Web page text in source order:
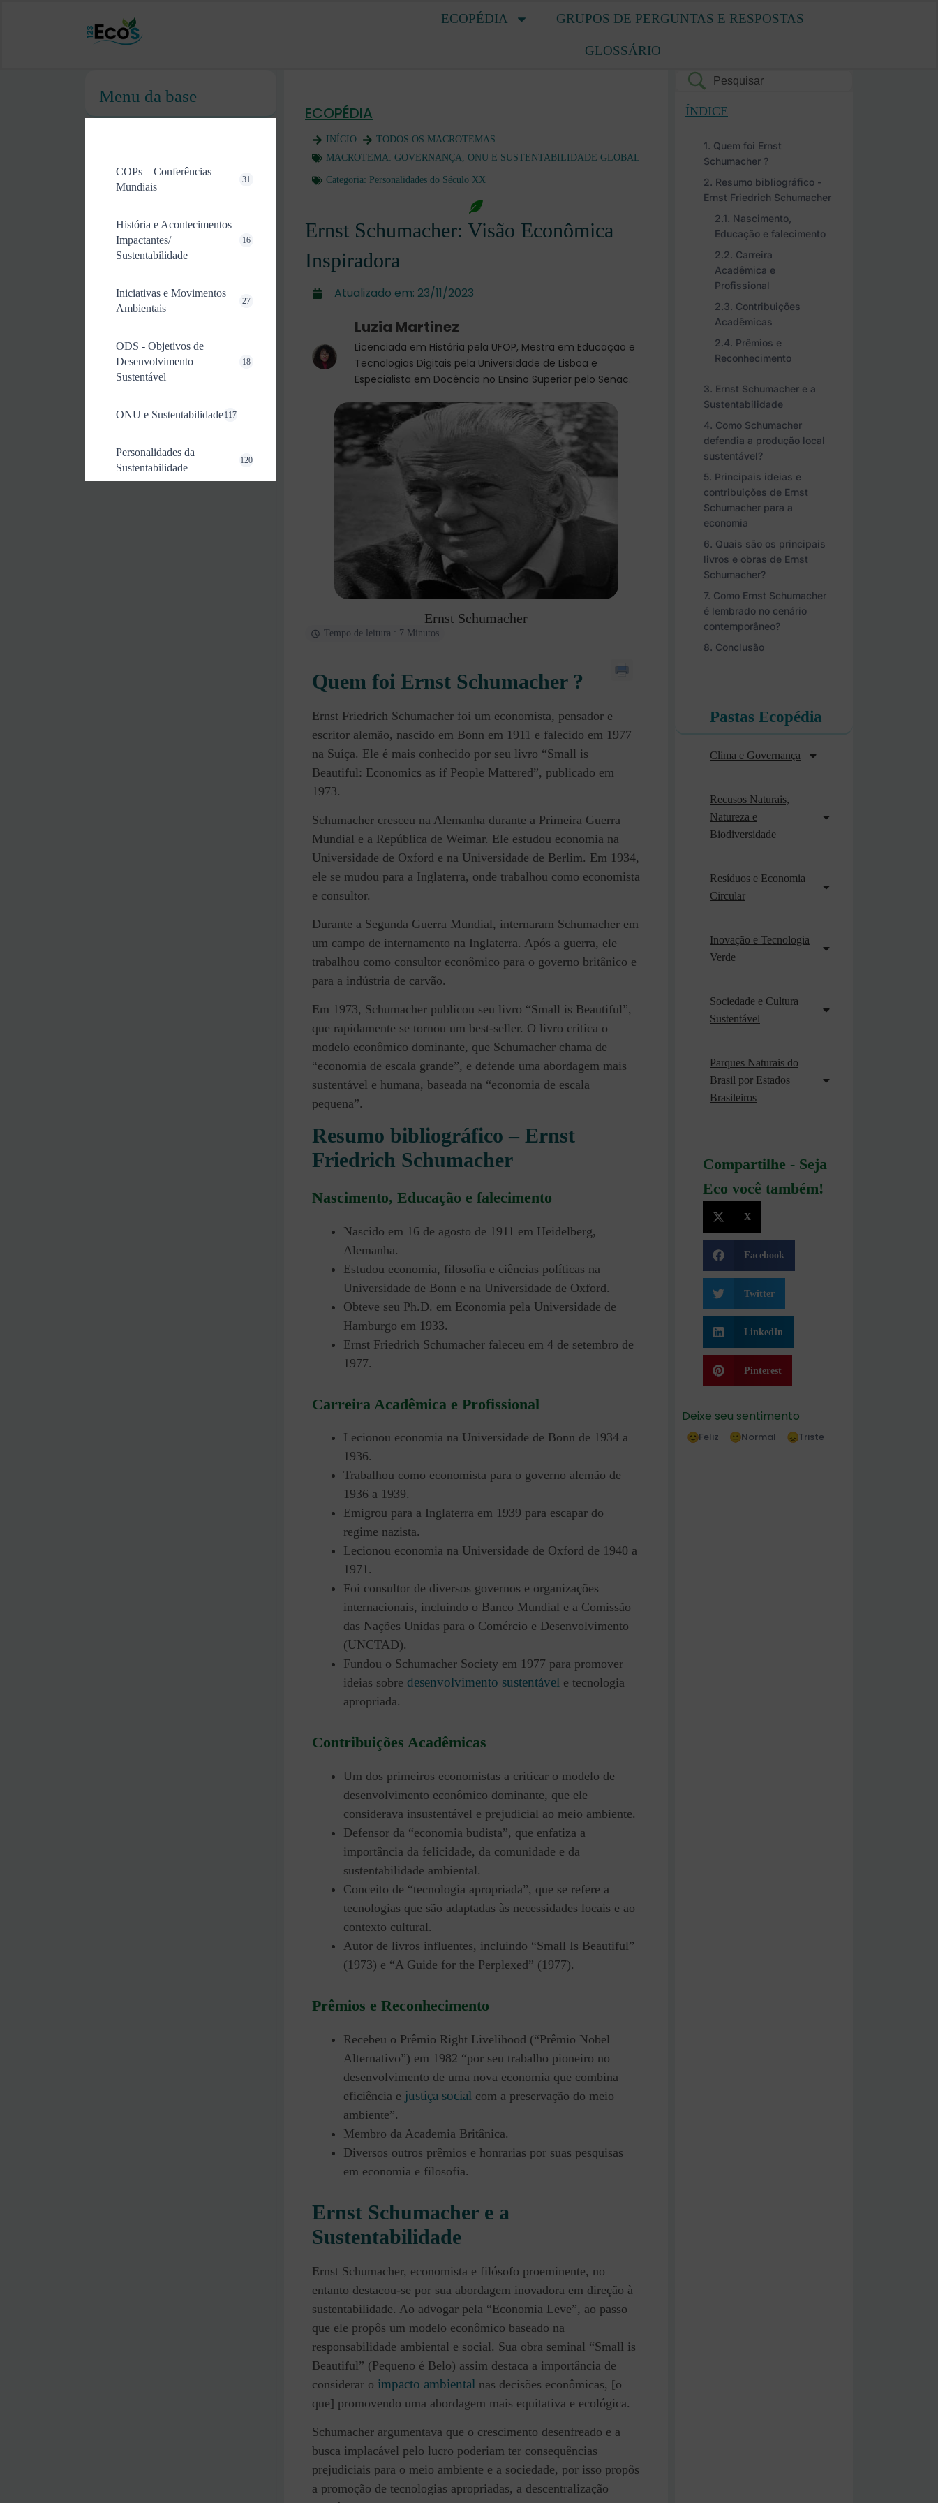
ECOPÉDIA GRUPOS DE PERGUNTAS E RESPOSTAS
GLOSSÁRIO
Menu da base
COPs – Conferências
Mundiais
31
História e Acontecimentos
Impactantes/
Sustentabilidade
16
Iniciativas e Movimentos
Ambientais
27
ODS - Objetivos de
Desenvolvimento
Sustentável
18
ONU e Sustentabilidade117
Personalidades da
Sustentabilidade
120
ECOPÉDIA
INÍCIO
TODOS OS MACROTEMAS
MACROTEMA: GOVERNANÇA, ONU E SUSTENTABILIDADE GLOBAL
Categoria: Personalidades do Século XX
Ernst Schumacher: Visão Econômica
Inspiradora
Atualizado em: 23/11/2023
Luzia Martinez
Licenciada em História pela UFOP, Mestra em Educação e
Tecnologias Digitais pela Universidade de Lisboa e
Especialista em Docência no Ensino Superior pelo Senac.
Ernst Schumacher
Tempo de leitura : 7 Minutos
Quem foi Ernst Schumacher ?
Ernst Friedrich Schumacher foi um economista, pensador e
escritor alemão, nascido em Bonn em 1911 e falecido em 1977
na Suíça. Ele é mais conhecido por seu livro “Small is
Beautiful: Economics as if People Mattered”, publicado em
1973.
Schumacher cresceu na Alemanha durante a Primeira Guerra
Mundial e a República de Weimar. Ele estudou economia na
Universidade de Oxford e na Universidade de Berlim. Em 1934,
ele se mudou para a Inglaterra, onde trabalhou como economista
e consultor.
Durante a Segunda Guerra Mundial, internaram Schumacher em
um campo de internamento na Inglaterra. Após a guerra, ele
trabalhou como consultor econômico para o governo britânico e
para a indústria de carvão.
Em 1973, Schumacher publicou seu livro “Small is Beautiful”,
que rapidamente se tornou um best-seller. O livro critica o
modelo econômico dominante, que Schumacher chama de
“economia de escala grande”, e defende uma abordagem mais
sustentável e humana, baseada na “economia de escala
pequena”.
Resumo bibliográfico – Ernst
Friedrich Schumacher
Nascimento, Educação e falecimento
Nascido em 16 de agosto de 1911 em Heidelberg,
Alemanha.
Estudou economia, filosofia e ciências políticas na
Universidade de Bonn e na Universidade de Oxford.
Obteve seu Ph.D. em Economia pela Universidade de
Hamburgo em 1933.
Ernst Friedrich Schumacher faleceu em 4 de setembro de
1977.
Carreira Acadêmica e Profissional
Lecionou economia na Universidade de Bonn de 1934 a
1936.
Trabalhou como economista para o governo alemão de
1936 a 1939.
Emigrou para a Inglaterra em 1939 para escapar do
regime nazista.
Lecionou economia na Universidade de Oxford de 1940 a
1971.
Foi consultor de diversos governos e organizações
internacionais, incluindo o Banco Mundial e a Comissão
das Nações Unidas para o Comércio e Desenvolvimento
(UNCTAD).
Fundou o Schumacher Society em 1977 para promover
ideias sobre desenvolvimento sustentável e tecnologia
apropriada.
Contribuições Acadêmicas
Um dos primeiros economistas a criticar o modelo de
desenvolvimento econômico dominante, que ele
considerava insustentável e prejudicial ao meio ambiente.
Defensor da “economia budista”, que enfatiza a
importância da felicidade, da comunidade e da
sustentabilidade ambiental.
Conceito de “tecnologia apropriada”, que se refere a
tecnologias que são adaptadas às necessidades locais e ao
contexto cultural.
Autor de livros influentes, incluindo “Small Is Beautiful”
(1973) e “A Guide for the Perplexed” (1977).
Prêmios e Reconhecimento
Recebeu o Prêmio Right Livelihood (“Prêmio Nobel
Alternativo”) em 1982 “por seu trabalho pioneiro no
desenvolvimento de uma nova economia que combina
eficiência e justiça social com a preservação do meio
ambiente”.
Membro da Academia Britânica.
Diversos outros prêmios e honrarias por suas pesquisas
em economia e filosofia.
Ernst Schumacher e a
Sustentabilidade
Ernst Schumacher, economista e filósofo proeminente, no
entanto destacou-se por sua abordagem inovadora em direção à
sustentabilidade. Ao advogar pela “Economia Leve”, ao passo
que ele propôs um modelo econômico baseado na
responsabilidade ambiental e social. Sua obra seminal “Small is
Beautiful” (Pequeno é Belo) assim destaca a importância de
considerar o impacto ambiental nas decisões econômicas, [o
que] promovendo uma abordagem mais equitativa e ecológica.
Schumacher argumentava que o crescimento desenfreado e a
busca implacável pelo lucro poderiam ter consequências
prejudiciais para o meio ambiente e a sociedade, por isso propôs
a promoção de tecnologias apropriadas, a descentralização
ÍNDICE
Quem foi Ernst
Schumacher ?
Resumo bibliográfico -
Ernst Friedrich Schumacher
Nascimento,
Educação e falecimento
Carreira
Acadêmica e
Profissional
Contribuições
Acadêmicas
Prêmios e
Reconhecimento
Ernst Schumacher e a
Sustentabilidade
Como Schumacher
defendia a produção local
sustentável?
Principais ideias e
contribuições de Ernst
Schumacher para a
economia
Quais são os principais
livros e obras de Ernst
Schumacher?
Como Ernst Schumacher
é lembrado no cenário
contemporâneo?
Conclusão
Pastas Ecopédia
Clima e Governança
Recusos Naturais,
Natureza e
Biodiversidade
Resíduos e Economia
Circular
Inovação e Tecnologia
Verde
Sociedade e Cultura
Sustentável
Parques Naturais do
Brasil por Estados
Brasileiros
Compartilhe - Seja
Eco você também!
X
Facebook
Twitter
LinkedIn
Pinterest
Deixe seu sentimento
Feliz Normal Triste